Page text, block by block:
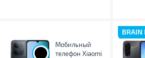
Мобильный
телефон Xiaomi